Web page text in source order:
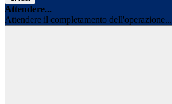
Attendere...
Attendere il completamento dell'operazione...